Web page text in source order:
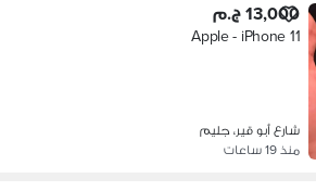
13,000 ج.م
Apple - iPhone 11
شارع أبو قير، جليم
منذ 19 ساعات